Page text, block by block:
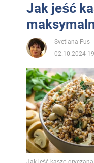
Jak jeść
Svetlana Fus
02.10.2024